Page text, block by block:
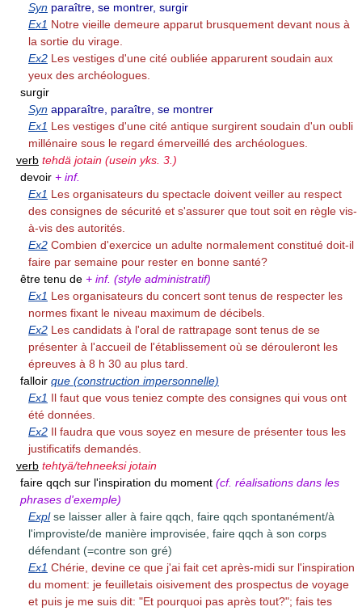
Syn paraître, se montrer, surgir
Ex1 Notre vieille demeure apparut brusquement devant nous à
la sortie du virage.
Ex2 Les vestiges d'une cité oubliée apparurent soudain aux
yeux des archéologues.
surgir
Syn apparaître, paraître, se montrer
Ex1 Les vestiges d'une cité antique surgirent soudain d'un oubli
millénaire sous le regard émerveillé des archéologues.
verb tehdä jotain (usein yks. 3.)
devoir + inf.
Ex1 Les organisateurs du spectacle doivent veiller au respect
des consignes de sécurité et s'assurer que tout soit en règle vis-
à-vis des autorités.
Ex2 Combien d'exercice un adulte normalement constitué doit-il
faire par semaine pour rester en bonne santé?
être tenu de + inf. (style administratif)
Ex1 Les organisateurs du concert sont tenus de respecter les
normes fixant le niveau maximum de décibels.
Ex2 Les candidats à l'oral de rattrapage sont tenus de se
présenter à l'accueil de l'établissement où se dérouleront les
épreuves à 8 h 30 au plus tard.
falloir que (construction impersonnelle)
Ex1 Il faut que vous teniez compte des consignes qui vous ont
été données.
Ex2 Il faudra que vous soyez en mesure de présenter tous les
justificatifs demandés.
verb tehtyä/tehneeksi jotain
faire qqch sur l'inspiration du moment (cf. réalisations dans les
phrases d'exemple)
Expl se laisser aller à faire qqch, faire qqch spontanément/à
l'improviste/de manière improvisée, faire qqch à son corps
défendant (=contre son gré)
Ex1 Chérie, devine ce que j'ai fait cet après-midi sur l'inspiration
du moment: je feuilletais oisivement des prospectus de voyage
et puis je me suis dit: "Et pourquoi pas après tout?"; fais tes